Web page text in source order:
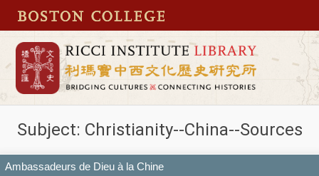
Subject: Christianity--China--Sources
Ambassadeurs de Dieu à la Chine